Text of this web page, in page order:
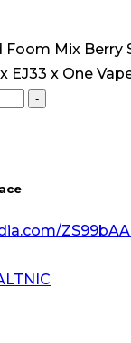
Foom Mix Berry
EJ33 x One
-